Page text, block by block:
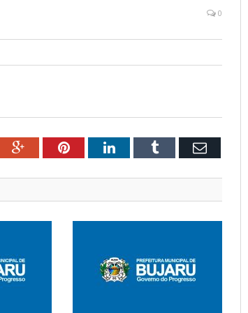
0
Google+PinterestLinkedInTumblr Email